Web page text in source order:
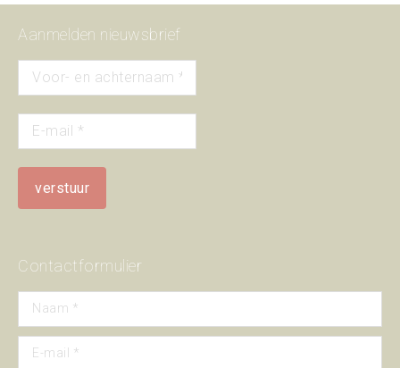
Aanmelden nieuwsbrief
Contactformulier
Naam *
E-mail *